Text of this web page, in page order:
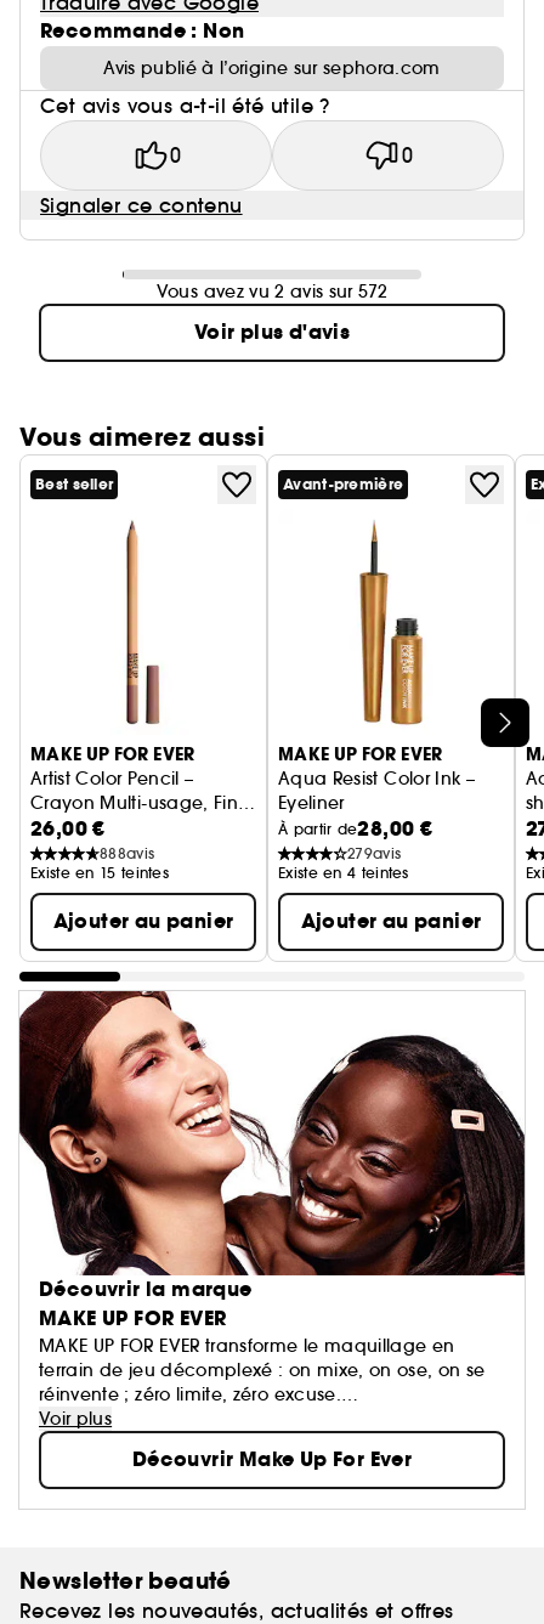
Recommande : Non
Avis publié à l’origine sur sephora.com
Cet avis vous a-t-il été utile ?
0 0
Signaler ce contenu
Vous avez vu 2 avis sur 572
Voir plus d'avis
Vous aimerez aussi
Ignorer le carrousel produits
Best seller
MAKE UP FOR EVER
Artist Color Pencil –
Crayon Multi-usage, Fini
Mat Ou Scintillant
26,00 €
888avis
Existe en 15 teintes
Ajouter au panier
Avant-première
MAKE UP FOR EVER
Aqua Resist Color Ink –
Eyeliner
À partir de28,00 €
279avis
Existe en 4 teintes
Ajouter au panier
Découvrir la marque
MAKE UP FOR EVER
MAKE UP FOR EVER transforme le maquillage en
terrain de jeu décomplexé : on mixe, on ose, on se
réinvente ; zéro limite, zéro excuse.
Ses formules haute performance suivent le rythme et
subliment toutes les carnations, quoi qu’il arrive.
Voir plus
Découvrir Make Up For Ever
Newsletter beauté
Recevez les nouveautés, actualités et offres